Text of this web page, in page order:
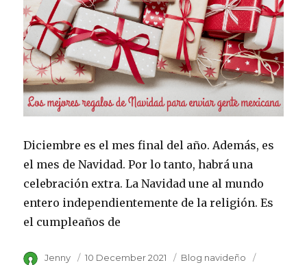
Diciembre es el mes final del año. Además, es
el mes de Navidad. Por lo tanto, habrá una
celebración extra. La Navidad une al mundo
entero independientemente de la religión. Es
el cumpleaños de
Author
Jenny
Posted
10 December 2021 Category
Blog navideño